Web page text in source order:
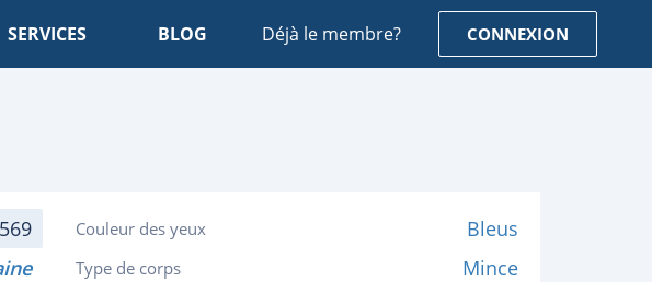
SERVICES BLOG Déjà le membre? CONNEXION
Couleur des yeux Bleus
Type de corps Mince